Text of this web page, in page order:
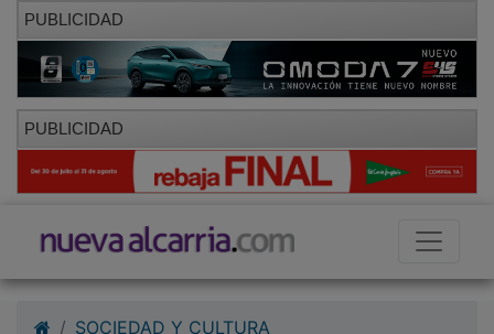
PUBLICIDAD
PUBLICIDAD